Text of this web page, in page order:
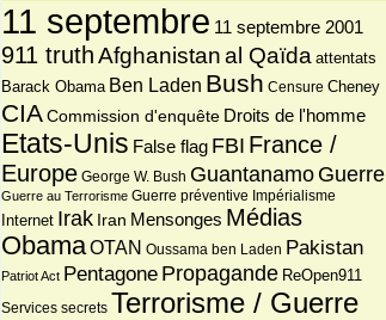
11 septembre 11 septembre 2001
911 truthAfghanistanal Qaïda attentats
Barack Obama Ben Laden Bush Censure Cheney
CIA Commission d'enquête Droits de l'homme
Etats-Unis False flag FBI France /
Europe George W. Bush Guantanamo Guerre
Guerre au Terrorisme Guerre préventive Impérialisme
Internet Irak Iran Mensonges Médias
ObamaOTAN Oussama ben Laden Pakistan
Patriot Act Pentagone Propagande ReOpen911
Services secrets Terrorisme / Guerre